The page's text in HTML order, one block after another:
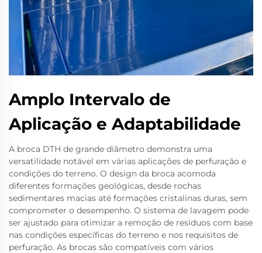
Amplo Intervalo de
Aplicação e Adaptabilidade
A broca DTH de grande diâmetro demonstra uma
versatilidade notável em várias aplicações de perfuração e
condições do terreno. O design da broca acomoda
diferentes formações geológicas, desde rochas
sedimentares macias até formações cristalinas duras, sem
comprometer o desempenho. O sistema de lavagem pode
ser ajustado para otimizar a remoção de resíduos com base
nas condições específicas do terreno e nos requisitos de
perfuração. As brocas são compatíveis com vários